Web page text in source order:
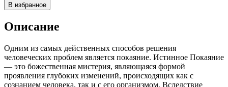
В избранное
Описание
Одним из самых действенных способов решения
человеческих проблем является покаяние. Истинное Покаяние
— это божественная мистерия, являющаяся формой
проявления глубоких изменений, происходящих как с
сознанием человека, так и с его организмом. Вследствие